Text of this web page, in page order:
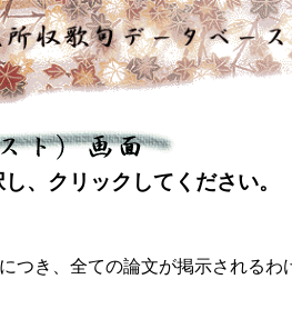
、クリックしてください。
つき、全ての論文が掲示されるわ